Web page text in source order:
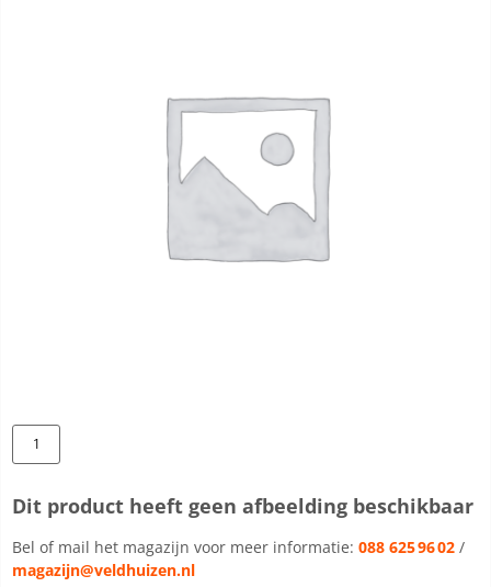
Dit product heeft geen afbeelding beschikbaar
Bel of mail het magazijn voor meer informatie:088 625 96 02 /
magazijn@veldhuizen.nl